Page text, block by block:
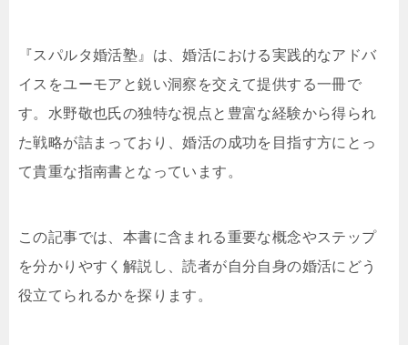
『スパルタ婚活塾』は、婚活における実践的なアドバ
イスをユーモアと鋭い洞察を交えて提供する一冊で
す。水野敬也氏の独特な視点と豊富な経験から得られ
た戦略が詰まっており、婚活の成功を目指す方にとっ
て貴重な指南書となっています。
この記事では、本書に含まれる重要な概念やステップ
を分かりやすく解説し、読者が自分自身の婚活にどう
役立てられるかを探ります。